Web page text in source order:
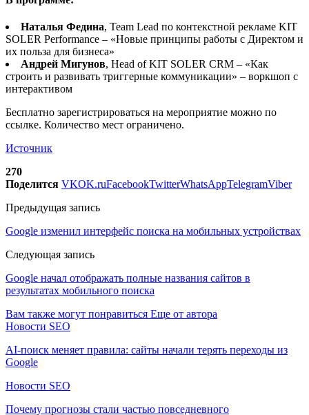
Наталья Федина, Team Lead по контекстной рекламе KIT
SOLER Performance – «Новые принципы работы с Директом и
их польза для бизнеса»
Андрей Мигунов, Head of KIT SOLER CRM – «Как
строить и развивать триггерные коммуникации» – воркшоп с
интерактивом
Бесплатно зарегистрироваться на мероприятие можно по
ссылке. Количество мест ограничено.
Источник
270
Поделится VKOK.ruFacebookTwitterWhatsAppTelegramViber
Предыдущая запись
Google изменил интерфейс поиска на мобильных устройствах
Следующая запись
Google начал отображать полные названия сайтов в
результатах мобильного поиска
Вам также могут понравиться Еще от автора
Новости SEO
AI-поиск меняет правила: сайты начали терять переходы из
Google
Новости SEO
Почему прогнозы стали частью повседневного